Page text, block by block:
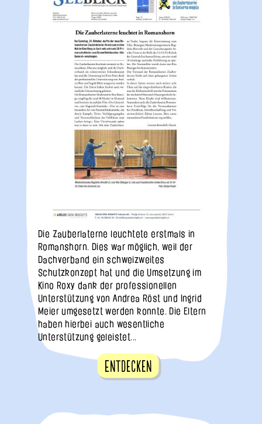
Die Zauberlaterne leuchtete erstmals in
Romanshorn. Dies war möglich, weil der
Dachverband ein schweizweites
Schutzkonzept hat und die Umsetzung im
Kino Roxy dank der professionellen
Unterstützung von Andrea Röst und Ingrid
Meier umgesetzt werden konnte. Die Eltern
haben hierbei auch wesentliche
Unterstützung geleistet...
Entdecken